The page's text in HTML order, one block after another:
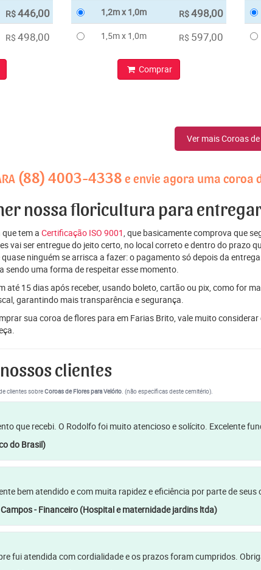
R$446,00
R$ 498,00
1,2m x 1,0m R$498,00
1,5m x 1,0m R$ 597,00
Comprar
Ver mais Coroas
(88) 4003-4338 e envie agora uma coroa
nossa floricultura para
tem a Certificação ISO 9001, que basicamente comprova que
vai ser entregue do jeito certo, no local correto e dentro do prazo
ninguém se arrisca a fazer: o pagamento só depois da
sendo uma forma de respeitar esse momento.
até 15 dias após receber, usando boleto, cartão ou pix, como for
garantindo mais transparência e segurança.
sua coroa de flores para em Farias Brito, vale muito
clientes
clientes sobreCoroas de Flores para Velório. (não específicas deste cemitério).
que recebi. O Rodolfo foi muito atencioso e solícito. Excelente
do Brasil)
bem atendido e com muita rapidez e eficiência por parte de
- Financeiro (Hospital e maternidade jardins ltda)
fui atendida com cordialidade e os prazos foram cumpridos.